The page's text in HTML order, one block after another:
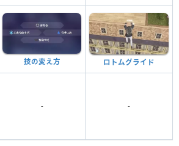
技の変え方 ロトムグライド
- -